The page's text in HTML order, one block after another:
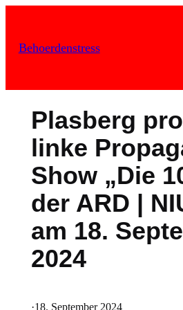
springen
Behoerdenstress
Plasberg
linke
Show „Die
der ARD |
am 18.
2024
·18. September 2024